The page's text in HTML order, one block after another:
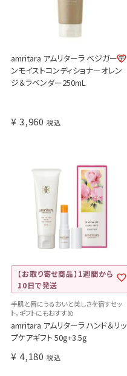
amritara アムリターラ ベジガーデ
ンモイストコンディショナーオレン
ジ＆ラベンダー250mL
¥ 3,960 税込
【お取り寄せ商品】1週間から
10日で発送
手肌と唇にうるおいと美しさを宿すセッ
ト。ギフトにもおすすめ
amritara アムリターラ ハンド＆リッ
プケアギフト 50g+3.5g
¥ 4,180 税込